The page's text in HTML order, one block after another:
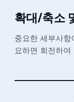
확대/축소
중요한 세부사
요하면 회전하